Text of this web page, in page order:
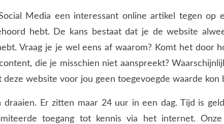
Media een interessant online artikel tegen op
hebt. De kans bestaat dat je de website
Vraag je je wel eens af waarom? Komt het door
die je misschien niet aanspreekt?
website voor jou geen toegevoegde waarde kon
Er zitten maar 24 uur in een dag. Tijd is
toegang tot kennis via het internet.